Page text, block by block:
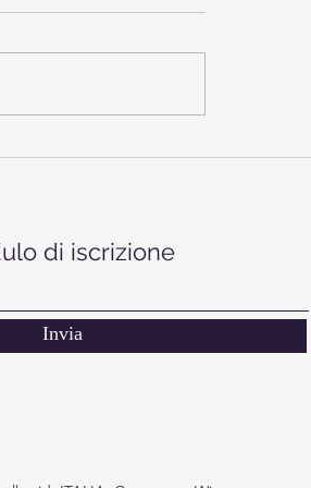
LA BATTAGLIA SUL
A CASA
di iscrizione
Invia